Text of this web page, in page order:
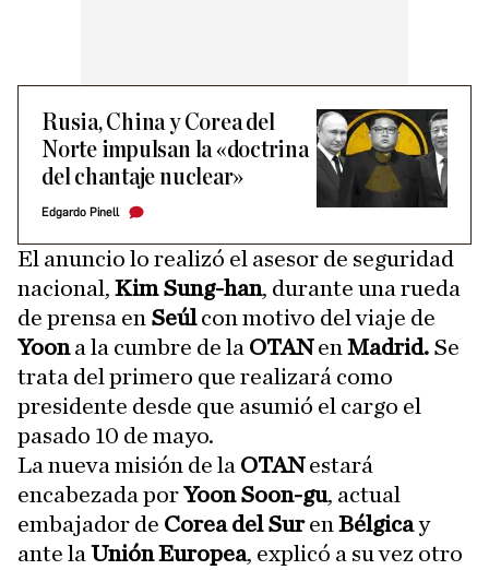
Rusia, China y Corea del
Norte impulsan la «doctrina
del chantaje nuclear»
Edgardo Pinell
El anuncio lo realizó el asesor de seguridad
nacional, Kim Sung-han, durante una rueda
de prensa en Seúlcon motivo del viaje de
Yoona la cumbre de la OTANen Madrid. Se
trata del primero que realizará como
presidente desde que asumió el cargo el
pasado 10 de mayo.
La nueva misión de la OTANestará
encabezada porYoon Soon-gu, actual
embajador de Corea del Suren Bélgicay
ante la Unión Europea, explicó a su vez otro